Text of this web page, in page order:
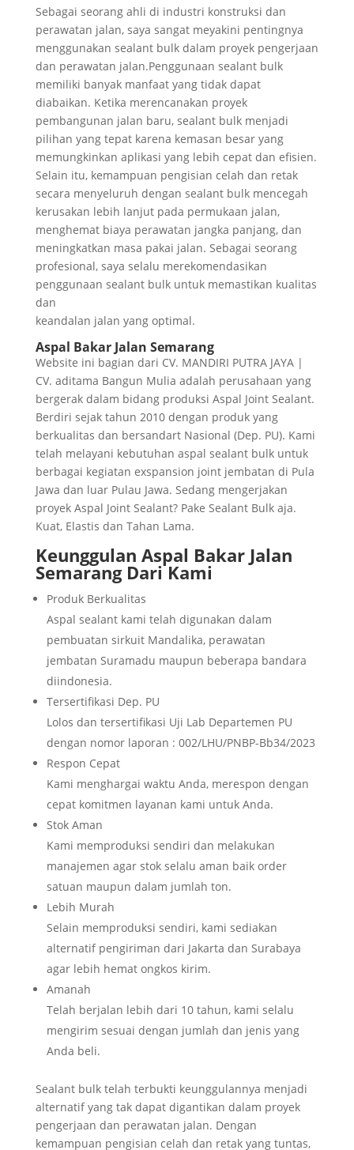
Sebagai seorang ahli di industri konstruksi dan
perawatan jalan, saya sangat meyakini pentingnya
menggunakan sealant bulk dalam proyek pengerjaan
dan perawatan jalan.Penggunaan sealant bulk
memiliki banyak manfaat yang tidak dapat
diabaikan. Ketika merencanakan proyek
pembangunan jalan baru, sealant bulk menjadi
pilihan yang tepat karena kemasan besar yang
memungkinkan aplikasi yang lebih cepat dan efisien.
Selain itu, kemampuan pengisian celah dan retak
secara menyeluruh dengan sealant bulk mencegah
kerusakan lebih lanjut pada permukaan jalan,
menghemat biaya perawatan jangka panjang, dan
meningkatkan masa pakai jalan. Sebagai seorang
profesional, saya selalu merekomendasikan
penggunaan sealant bulk untuk memastikan kualitas
dan
keandalan jalan yang optimal.
Aspal Bakar Jalan Semarang
Website ini bagian dari CV. MANDIRI PUTRA JAYA |
CV. aditama Bangun Mulia adalah perusahaan yang
bergerak dalam bidang produksi Aspal Joint Sealant.
Berdiri sejak tahun 2010 dengan produk yang
berkualitas dan bersandart Nasional (Dep. PU). Kami
telah melayani kebutuhan aspal sealant bulk untuk
berbagai kegiatan exspansion joint jembatan di Pula
Jawa dan luar Pulau Jawa. Sedang mengerjakan
proyek Aspal Joint Sealant? Pake Sealant Bulk aja.
Kuat, Elastis dan Tahan Lama.
Keunggulan Aspal Bakar Jalan
SemarangDari Kami
Produk Berkualitas
Aspal sealant kami telah digunakan dalam
pembuatan sirkuit Mandalika, perawatan
jembatan Suramadu maupun beberapa bandara
diindonesia.
Tersertifikasi Dep. PU
Lolos dan tersertifikasi Uji Lab Departemen PU
dengan nomor laporan : 002/LHU/PNBP-Bb34/2023
Respon Cepat
Kami menghargai waktu Anda, merespon dengan
cepat komitmen layanan kami untuk Anda.
Stok Aman
Kami memproduksi sendiri dan melakukan
manajemen agar stok selalu aman baik order
satuan maupun dalam jumlah ton.
Lebih Murah
Selain memproduksi sendiri, kami sediakan
alternatif pengiriman dari Jakarta dan Surabaya
agar lebih hemat ongkos kirim.
Amanah
Telah berjalan lebih dari 10 tahun, kami selalu
mengirim sesuai dengan jumlah dan jenis yang
Anda beli.
Sealant bulk telah terbukti keunggulannya menjadi
alternatif yang tak dapat digantikan dalam proyek
pengerjaan dan perawatan jalan. Dengan
kemampuan pengisian celah dan retak yang tuntas,